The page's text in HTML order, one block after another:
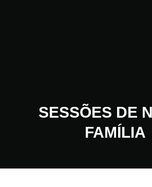
SESSÕES DE
FAMÍLIA